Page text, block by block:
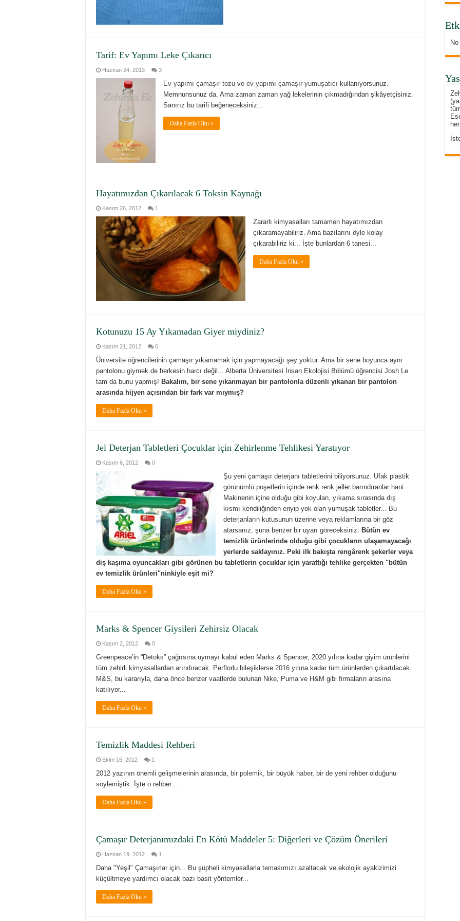
Tarif: Ev Yapımı Leke Çıkarıcı
Haziran 24, 2013 3
Ev yapımı çamaşır tozu ve ev yapımı çamaşır yumuşatıcı kullanıyorsunuz.
Memnunsunuz da. Ama zaman zaman yağ lekelerinin çıkmadığından şikâyetçisiniz.
Sanırız bu tarifi beğeneceksiniz...
Daha Fazla Oku »
Hayatımızdan Çıkarılacak 6 Toksin Kaynağı
Kasım 26, 2012 1
Zararlı kimyasalları tamamen hayatımızdan
çıkaramayabiliriz. Ama bazılarını öyle kolay
çıkarabiliriz ki... İşte bunlardan 6 tanesi...
Daha Fazla Oku »
Kotunuzu 15 Ay Yıkamadan Giyer miydiniz?
Kasım 21, 2012 0
Üniversite öğrencilerinin çamaşır yıkamamak için yapmayacağı şey yoktur. Ama bir sene boyunca aynı
pantolonu giymek de herkesin harcı değil... Alberta Üniversitesi İnsan Ekolojisi Bölümü öğrencisi Josh Le
tam da bunu yapmış! Bakalım, bir sene yıkanmayan bir pantolonla düzenli yıkanan bir pantolon
arasında hijyen açısından bir fark var mıymış?
Daha Fazla Oku »
Jel Deterjan Tabletleri Çocuklar için Zehirlenme Tehlikesi Yaratıyor
Kasım 6, 2012 0
Şu yeni çamaşır deterjanı tabletlerini biliyorsunuz. Ufak plastik
görünümlü poşetlerin içinde renk renk jeller barındıranlar hani.
Makinenin içine olduğu gibi koyulan, yıkama sırasında dış
kısmı kendiliğinden eriyip yok olan yumuşak tabletler... Bu
deterjanların kutusunun üzerine veya reklamlarına bir göz
atarsanız, şuna benzer bir uyarı göreceksiniz: Bütün ev
temizlik ürünlerinde olduğu gibi çocukların ulaşamayacağı
yerlerde saklayınız. Peki ilk bakışta rengârenk şekerler veya
diş kaşıma oyuncakları gibi görünen bu tabletlerin çocuklar için yarattığı tehlike gerçekten "bütün
ev temizlik ürünleri"ninkiyle eşit mi?
Daha Fazla Oku »
Marks & Spencer Giysileri Zehirsiz Olacak
Kasım 2, 2012 0
Greenpeace’in “Detoks” çağrısına uymayı kabul eden Marks & Spencer, 2020 yılına kadar giyim ürünlerini
tüm zehirli kimyasallardan arındıracak. Perflorlu bileşiklerse 2016 yılına kadar tüm ürünlerden çıkartılacak.
M&S, bu kararıyla, daha önce benzer vaatlerde bulunan Nike, Puma ve H&M gibi firmaların arasına
katılıyor...
Daha Fazla Oku »
Temizlik Maddesi Rehberi
Ekim 16, 2012 1
2012 yazının önemli gelişmelerinin arasında, bir polemik, bir büyük haber, bir de yeni rehber olduğunu
söylemiştik. İşte o rehber…
Daha Fazla Oku »
Çamaşır Deterjanımızdaki En Kötü Maddeler 5: Diğerleri ve Çözüm Önerileri
Haziran 19, 2012 1
Daha "Yeşil" Çamaşırlar için... Bu şüpheli kimyasallarla temasımızı azaltacak ve ekolojik ayakizimizi
küçültmeye yardımcı olacak bazı basit yöntemler...
Daha Fazla Oku »